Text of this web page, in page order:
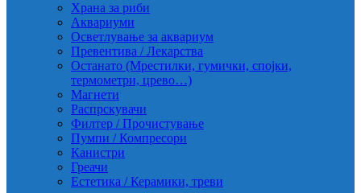
Храна за риби
Аквариуми
Осветлување за аквариум
Превентива / Лекарства
Останато (Мрестилки, гумички, спојки,
термометри, црево…)
Магнети
Распрскувачи
Филтер / Прочистување
Пумпи / Компресори
Канистри
Греачи
Естетика / Керамики, треви